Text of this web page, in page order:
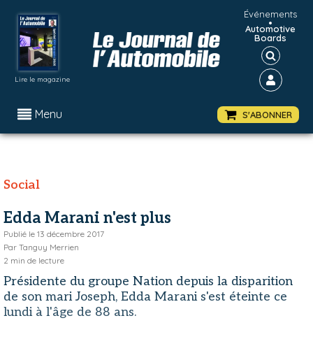
Lire le magazine
Événements
•
Automotive
Boards
Menu S'ABONNER
Social
Edda Marani n'est plus
Publié le 13 décembre 2017
Par Tanguy Merrien
2 min de lecture
Présidente du groupe Nation depuis la disparition
de son mari Joseph, Edda Marani s'est éteinte ce
lundi à l'âge de 88 ans.